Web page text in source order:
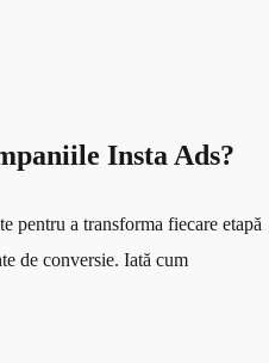
Insta Ads?
pentru a transforma fiecare etapă
de conversie. Iată cum